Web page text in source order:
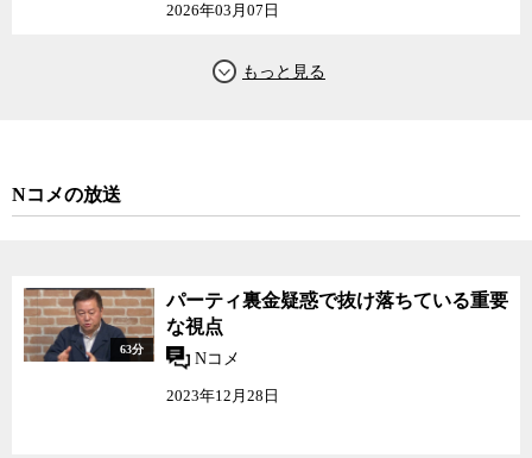
2026年03月07日
Nコメの放送
63分
パーティ裏金疑惑で抜け落ちている重要
な視点
Nコメ
2023年12月28日